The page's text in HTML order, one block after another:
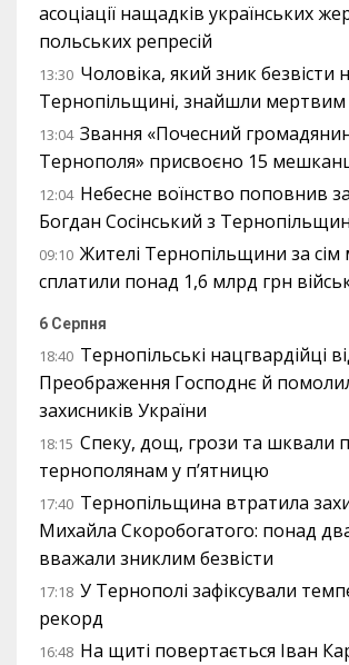
асоціації нащадків українських
польських репресій
13:30 Чоловіка, який зник безвісти
Тернопільщині, знайшли мертвим
13:04 Звання «Почесний
Тернополя» присвоєно 15
12:04 Небесне воїнство поповнив
Богдан Сосінський з
09:10 Жителі Тернопільщини за сім
сплатили понад 1,6 млрд грн
6 Серпня
18:40 Тернопільські нацгвардійці
Преображення Господнє й
захисників України
18:15 Спеку, дощ, грози та шквали
тернополянам у п’ятницю
17:40 Тернопільщина втратила
Михайла Скоробогатого: понад
вважали зниклим безвісти
17:18 У Тернополі зафіксували
рекорд
16:48 На щиті повертається Іван